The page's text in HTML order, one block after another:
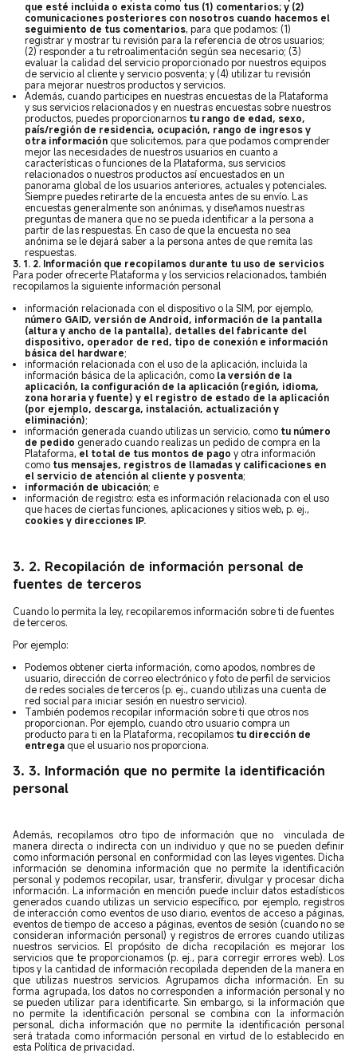
que esté incluida o exista como tus (1) comentarios; y (2)
comunicaciones posteriores con nosotros cuando hacemos el
seguimiento de tus comentarios, para que podamos: (1)
registrar y mostrar tu revisión para la referencia de otros usuarios;
(2) responder a tu retroalimentación según sea necesario; (3)
evaluar la calidad del servicio proporcionado por nuestros equipos
de servicio al cliente y servicio posventa; y (4) utilizar tu revisión
para mejorar nuestros productos y servicios.
Además, cuando participes en nuestras encuestas de la Plataforma
y sus servicios relacionados y en nuestras encuestas sobre nuestros
productos, puedes proporcionarnos tu rango de edad, sexo,
país/región de residencia, ocupación, rango de ingresos y
otra información que solicitemos, para que podamos comprender
mejor las necesidades de nuestros usuarios en cuanto a
características o funciones de la Plataforma, sus servicios
relacionados o nuestros productos así encuestados en un
panorama global de los usuarios anteriores, actuales y potenciales.
Siempre puedes retirarte de la encuesta antes de su envío. Las
encuestas generalmente son anónimas, y diseñamos nuestras
preguntas de manera que no se pueda identificar a la persona a
partir de las respuestas. En caso de que la encuesta no sea
anónima se le dejará saber a la persona antes de que remita las
respuestas.
3. 1. 2. Información que recopilamos durante tu uso de servicios
Para poder ofrecerte Plataforma y los servicios relacionados, también
recopilamos la siguiente información personal
información relacionada con el dispositivo o la SIM, por ejemplo,
número GAID, versión de Android, información de la pantalla
(altura y ancho de la pantalla), detalles del fabricante del
dispositivo, operador de red, tipo de conexión e información
básica del hardware;
información relacionada con el uso de la aplicación, incluida la
información básica de la aplicación, como la versión de la
aplicación, la configuración de la aplicación (región, idioma,
zona horaria y fuente) y el registro de estado de la aplicación
(por ejemplo, descarga, instalación, actualización y
eliminación);
información generada cuando utilizas un servicio, como tu número
de pedido generado cuando realizas un pedido de compra en la
Plataforma, el total de tus montos de pago y otra información
como tus mensajes, registros de llamadas y calificaciones en
el servicio de atención al cliente y posventa;
información de ubicación; e
información de registro: esta es información relacionada con el uso
que haces de ciertas funciones, aplicaciones y sitios web, p. ej.,
cookies y direcciones IP.
3. 2. Recopilación de información personal de
fuentes de terceros
Cuando lo permita la ley, recopilaremos información sobre ti de fuentes
de terceros.
Por ejemplo:
Podemos obtener cierta información, como apodos, nombres de
usuario, dirección de correo electrónico y foto de perfil de servicios
de redes sociales de terceros (p. ej., cuando utilizas una cuenta de
red social para iniciar sesión en nuestro servicio).
También podemos recopilar información sobre ti que otros nos
proporcionan. Por ejemplo, cuando otro usuario compra un
producto para ti en la Plataforma, recopilamos tu dirección de
entrega que el usuario nos proporciona.
3. 3. Información que no permite la identificación
personal
Además, recopilamos otro tipo de información que no vinculada de
manera directa o indirecta con un individuo y que no se pueden definir
como información personal en conformidad con las leyes vigentes. Dicha
información se denomina información que no permite la identificación
personal y podemos recopilar, usar, transferir, divulgar y procesar dicha
información. La información en mención puede incluir datos estadísticos
generados cuando utilizas un servicio específico, por ejemplo, registros
de interacción como eventos de uso diario, eventos de acceso a páginas,
eventos de tiempo de acceso a páginas, eventos de sesión (cuando no se
consideran información personal) y registros de errores cuando utilizas
nuestros servicios. El propósito de dicha recopilación es mejorar los
servicios que te proporcionamos (p. ej., para corregir errores web). Los
tipos y la cantidad de información recopilada dependen de la manera en
que utilizas nuestros servicios. Agrupamos dicha información. En su
forma agrupada, los datos no corresponden a información personal y no
se pueden utilizar para identificarte. Sin embargo, si la información que
no permite la identificación personal se combina con la información
personal, dicha información que no permite la identificación personal
será tratada como información personal en virtud de lo establecido en
esta Política de privacidad.